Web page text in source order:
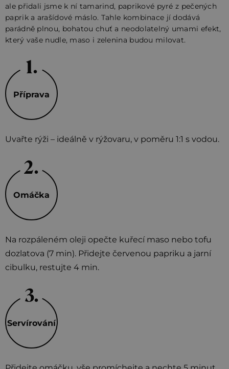
ale přidali jsme k ní tamarind, paprikové pyré z pečených
paprik a arašídové máslo. Tahle kombinace jí dodává
parádně plnou, bohatou chuť a neodolatelný umami efekt,
který vaše nudle, maso i zelenina budou milovat.
Příprava
Uvařte rýži – ideálně v rýžovaru, v poměru 1:1 s vodou.
Omáčka
Na rozpáleném oleji opečte kuřecí maso nebo tofu
dozlatova (7 min). Přidejte červenou papriku a jarní
cibulku, restujte 4 min.
Servírování